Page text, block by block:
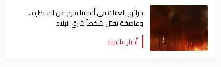
حرائق الغابات في ألمانيا تخرج عن السيطرة..
وعاصفة تقتل شخصاً شرق البلاد
أخبار عالمية